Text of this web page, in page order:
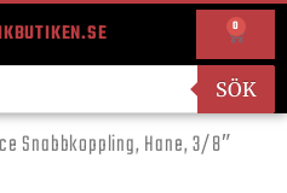
0
SÖK
Snabbkoppling, Hane, 3/8″